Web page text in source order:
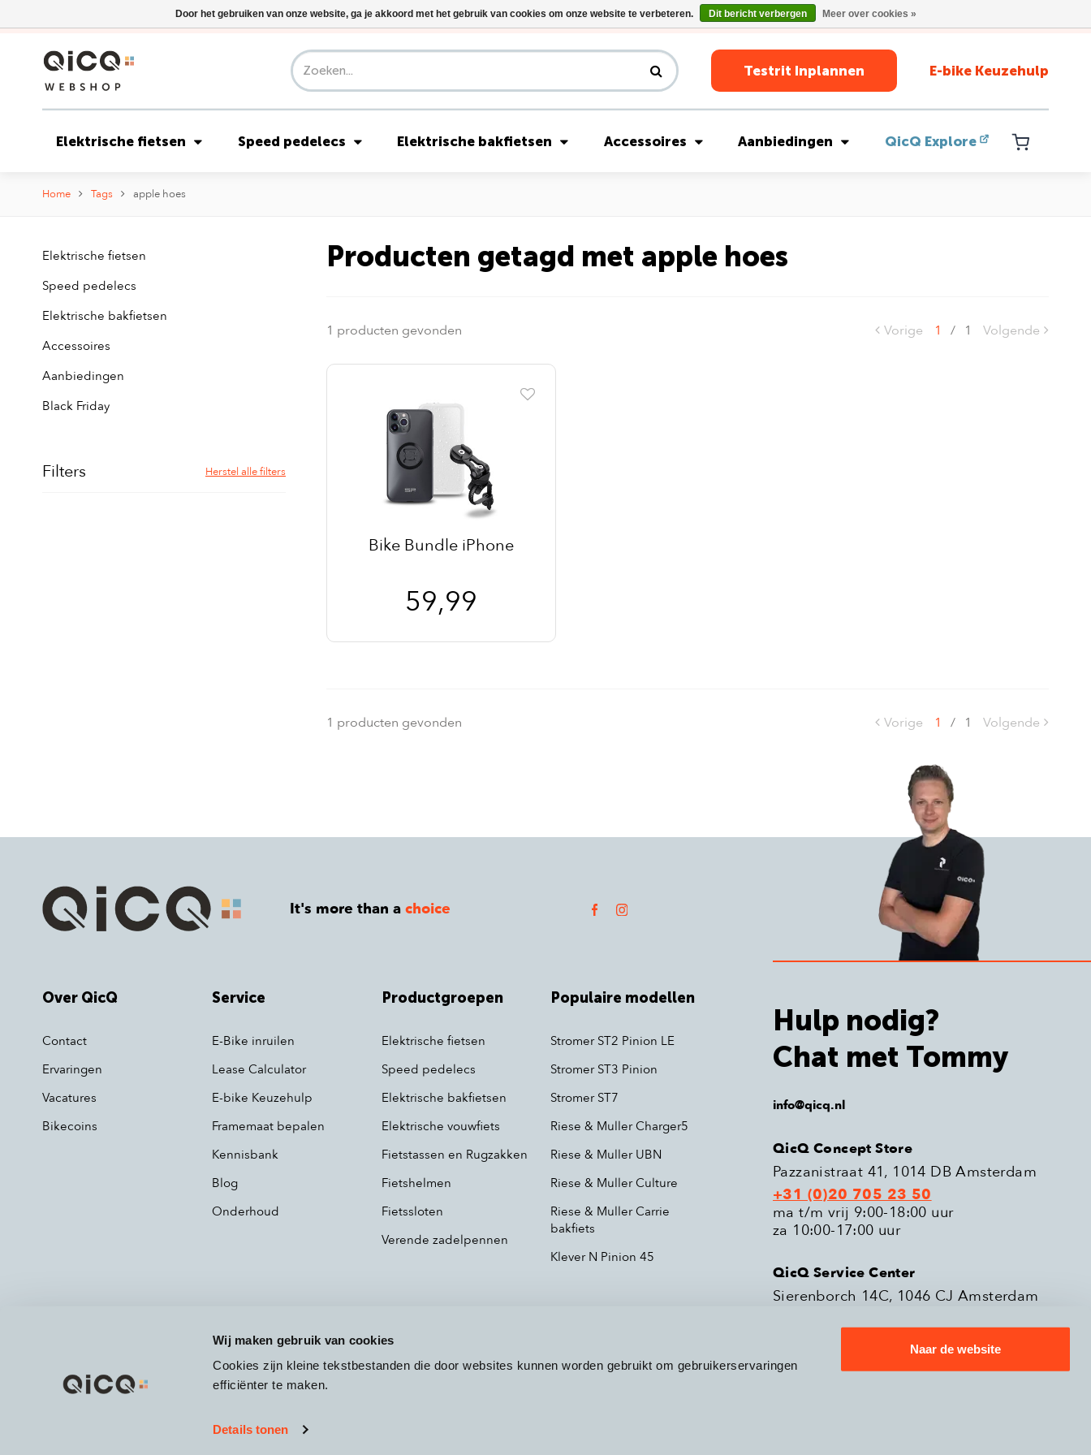
Wij maken gebruik van cookies
Cookies zijn kleine tekstbestanden die door websites kunnen worden gebruikt om gebruikerservaringen
efficiënter te maken.
Details tonen
Naar de website
Riese & Müller Nevo5 Silent Core nu direct uit voorraad leverbaar!
Testrit Inplannen E-bike Keuzehulp
Elektrische fietsen Speed pedelecs Elektrische bakfietsen Accessoires Aanbiedingen QicQ Explore
Home Tags apple hoes
Elektrische fietsen
Speed pedelecs
Elektrische bakfietsen
Accessoires
Aanbiedingen
Black Friday
Filters Herstel alle filters
Producten getagd met apple hoes
1 producten gevonden Vorige 1 / 1 Volgende
Bike Bundle iPhone
59,99
1 producten gevonden Vorige 1 / 1 Volgende
It's more than achoice
Over QicQ
Contact
Ervaringen
Vacatures
Bikecoins
Service
E-Bike inruilen
Lease Calculator
E-bike Keuzehulp
Framemaat bepalen
Kennisbank
Blog
Onderhoud
Productgroepen
Elektrische fietsen
Speed pedelecs
Elektrische bakfietsen
Elektrische vouwfiets
Fietstassen en Rugzakken
Fietshelmen
Fietssloten
Verende zadelpennen
Populaire modellen
Stromer ST2 Pinion LE
Stromer ST3 Pinion
Stromer ST7
Riese & Muller Charger5
Riese & Muller UBN
Riese & Muller Culture
Riese & Muller Carrie
bakfiets
Klever N Pinion 45
Hulp nodig?
Chat met Tommy
info@qicq.nl
QicQ Concept Store
Pazzanistraat 41, 1014 DB Amsterdam
+31 (0)20 705 23 50
ma t/m vrij 9:00-18:00 uur
za 10:00-17:00 uur
QicQ Service Center
Sierenborch 14C, 1046 CJ Amsterdam
Door het gebruiken van onze website, ga je akkoord met het gebruik van cookies om onze website te verbeteren. Dit bericht verbergen Meer over cookies »